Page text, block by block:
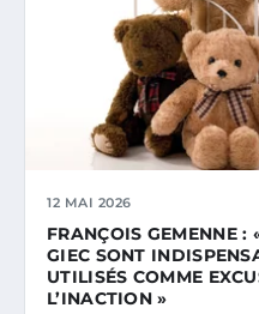
12 MAI 2026
FRANÇOIS GEMENNE :
GIEC SONT
UTILISÉS COMME
L’INACTION »